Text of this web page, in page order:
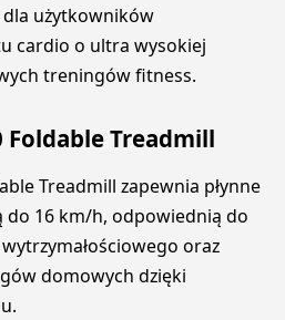
użytkowników
cardio o ultra wysokiej
treningów fitness.
Foldable Treadmill
Treadmill zapewnia płynne
do 16 km/h, odpowiednią do
oraz
domowych dzięki